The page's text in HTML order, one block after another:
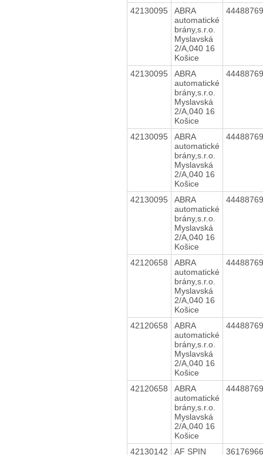
42130095
ABRA
automatické
brány,s.r.o.
Myslavská
2/A,040 16
Košice
42130095
ABRA
automatické
brány,s.r.o.
Myslavská
2/A,040 16
Košice
42130095
ABRA
automatické
brány,s.r.o.
Myslavská
2/A,040 16
Košice
42130095
ABRA
automatické
brány,s.r.o.
Myslavská
2/A,040 16
Košice
42120658
ABRA
automatické
brány,s.r.o.
Myslavská
2/A,040 16
Košice
42120658
ABRA
automatické
brány,s.r.o.
Myslavská
2/A,040 16
Košice
42120658
ABRA
automatické
brány,s.r.o.
Myslavská
2/A,040 16
Košice
42130142 AF SPIN